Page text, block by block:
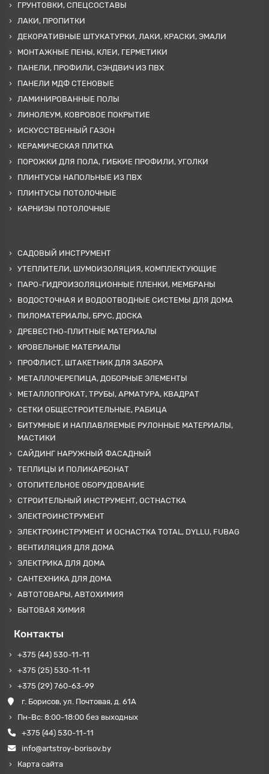
ГРУНТОВКИ, СПЕЦСОСТАВЫ
ЛАКИ, ПРОПИТКИ
ДЕКОРАТИВНЫЕ ШТУКАТУРКИ, ЛАКИ, КРАСКИ, ЭМАЛИ
МОНТАЖНЫЕ ПЕНЫ, КЛЕИ, ГЕРМЕТИКИ
ПАНЕЛИ, ПРОФИЛИ, СЭНДВИЧ ИЗ ПВХ
ПАНЕЛИ МДФ СТЕНОВЫЕ
ЛАМИНИРОВАННЫЕ ПОЛЫ
ЛИНОЛЕУМ, КОВРОВОЕ ПОКРЫТИЕ
ИСКУССТВЕННЫЙ ГАЗОН
КЕРАМИЧЕСКАЯ ПЛИТКА
ПОРОЖКИ ДЛЯ ПОЛА, ГИБКИЕ ПРОФИЛИ, УГОЛКИ
ПЛИНТУСЫ НАПОЛЬНЫЕ ИЗ ПВХ
ПЛИНТУСЫ ПОТОЛОЧНЫЕ
КАРНИЗЫ ПОТОЛОЧНЫЕ
САДОВЫЙ ИНСТРУМЕНТ
УТЕПЛИТЕЛИ, ШУМОИЗОЛЯЦИЯ, КОМПЛЕКТУЮЩИЕ
ПАРО-ГИДРОИЗОЛЯЦИОННЫЕ ПЛЕНКИ, МЕМБРАНЫ
ВОДОСТОЧНАЯ И ВОДООТВОДНЫЕ СИСТЕМЫ ДЛЯ ДОМА
ПИЛОМАТЕРИАЛЫ, БРУС, ДОСКА
ДРЕВЕСТНО-ПЛИТНЫЕ МАТЕРИАЛЫ
КРОВЕЛЬНЫЕ МАТЕРИАЛЫ
ПРОФЛИСТ, ШТАКЕТНИК ДЛЯ ЗАБОРА
МЕТАЛЛОЧЕРЕПИЦА, ДОБОРНЫЕ ЭЛЕМЕНТЫ
МЕТАЛЛОПРОКАТ, ТРУБЫ, АРМАТУРА, КВАДРАТ
СЕТКИ ОБЩЕСТРОИТЕЛЬНЫЕ, РАБИЦА
БИТУМНЫЕ И НАПЛАВЛЯЕМЫЕ РУЛОННЫЕ МАТЕРИАЛЫ,
МАСТИКИ
САЙДИНГ НАРУЖНЫЙ ФАСАДНЫЙ
ТЕПЛИЦЫ И ПОЛИКАРБОНАТ
ОТОПИТЕЛЬНОЕ ОБОРУДОВАНИЕ
СТРОИТЕЛЬНЫЙ ИНСТРУМЕНТ, ОСТНАСТКА
ЭЛЕКТРОИНСТРУМЕНТ
ЭЛЕКТРОИНСТРУМЕНТ И ОСНАСТКА TOTAL, DYLLU, FUBAG
ВЕНТИЛЯЦИЯ ДЛЯ ДОМА
ЭЛЕКТРИКА ДЛЯ ДОМА
САНТЕХНИКА ДЛЯ ДОМА
АВТОТОВАРЫ, АВТОХИМИЯ
БЫТОВАЯ ХИМИЯ
Контакты
+375 (44) 530-11-11
+375 (25) 530-11-11
+375 (29) 760-63-99
г. Борисов, ул. Почтовая, д. 61А
Пн-Вс: 8:00-18:00 без выходных
+375 (44) 530-11-11
info@artstroy-borisov.by
Карта сайта